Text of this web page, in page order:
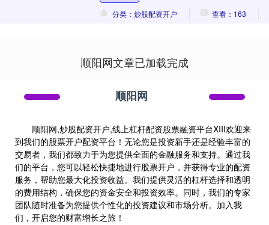
分类：炒股配资开户
查看：163
顺阳网文章已加载完成
顺阳网
顺阳网,炒股配资开户,线上杠杆配资股票融资平台XIII‌欢迎来
到我们的股票开户配资平台！无论您是投资新手还是经验丰富的
交易者，我们都致力于为您提供全面的金融服务和支持。通过我
们的平台，您可以轻松快捷地进行股票开户，并获得专业的配资
服务，帮助您最大化投资收益。我们提供灵活的杠杆选择和透明
的费用结构，确保您的资金安全和投资效率。同时，我们的专家
团队随时准备为您提供个性化的投资建议和市场分析。加入我
们，开启您的财富增长之旅！